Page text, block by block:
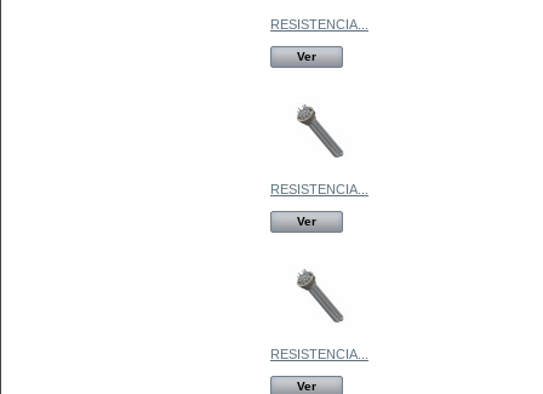
RESISTENCIA...
Ver
RESISTENCIA...
Ver
RESISTENCIA...
Ver